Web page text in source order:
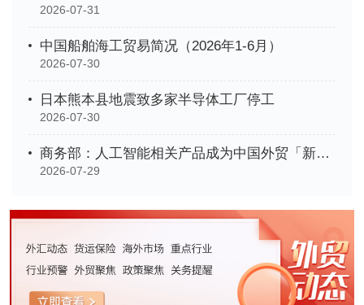
2026-07-31
中国船舶海工贸易简况（2026年1-6月）
2026-07-30
日本熊本县地震致多家半导体工厂停工
2026-07-30
商务部：人工智能相关产品成为中国外贸「新名片」
2026-07-29